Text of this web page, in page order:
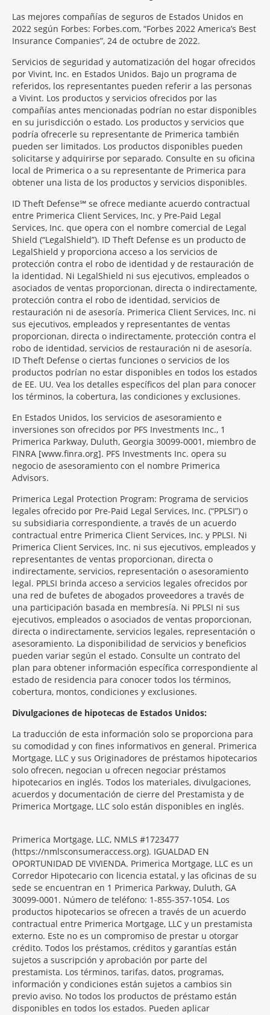
Las mejores compañías de seguros de Estados Unidos en
2022 según Forbes: Forbes.com, “Forbes 2022 America’s Best
Insurance Companies”, 24 de octubre de 2022.
Servicios de seguridad y automatización del hogar ofrecidos
por Vivint, Inc. en Estados Unidos. Bajo un programa de
referidos, los representantes pueden referir a las personas
a Vivint. Los productos y servicios ofrecidos por las
compañías antes mencionadas podrían no estar disponibles
en su jurisdicción o estado. Los productos y servicios que
podría ofrecerle su representante de Primerica también
pueden ser limitados. Los productos disponibles pueden
solicitarse y adquirirse por separado. Consulte en su oficina
local de Primerica o a su representante de Primerica para
obtener una lista de los productos y servicios disponibles.
ID Theft Defense℠ se ofrece mediante acuerdo contractual
entre Primerica Client Services, Inc. y Pre-Paid Legal
Services, Inc. que opera con el nombre comercial de Legal
Shield (“LegalShield”). ID Theft Defense es un producto de
LegalShield y proporciona acceso a los servicios de
protección contra el robo de identidad y de restauración de
la identidad. Ni LegalShield ni sus ejecutivos, empleados o
asociados de ventas proporcionan, directa o indirectamente,
protección contra el robo de identidad, servicios de
restauración ni de asesoría. Primerica Client Services, Inc. ni
sus ejecutivos, empleados y representantes de ventas
proporcionan, directa o indirectamente, protección contra el
robo de identidad, servicios de restauración ni de asesoría.
ID Theft Defense o ciertas funciones o servicios de los
productos podrían no estar disponibles en todos los estados
de EE. UU. Vea los detalles específicos del plan para conocer
los términos, la cobertura, las condiciones y exclusiones.
En Estados Unidos, los servicios de asesoramiento e
inversiones son ofrecidos por PFS Investments Inc., 1
Primerica Parkway, Duluth, Georgia 30099-0001, miembro de
FINRA [www.finra.org]. PFS Investments Inc. opera su
negocio de asesoramiento con el nombre Primerica
Advisors.
Primerica Legal Protection Program: Programa de servicios
legales ofrecido por Pre-Paid Legal Services, Inc. (“PPLSI”) o
su subsidiaria correspondiente, a través de un acuerdo
contractual entre Primerica Client Services, Inc. y PPLSI. Ni
Primerica Client Services, Inc. ni sus ejecutivos, empleados y
representantes de ventas proporcionan, directa o
indirectamente, servicios, representación o asesoramiento
legal. PPLSI brinda acceso a servicios legales ofrecidos por
una red de bufetes de abogados proveedores a través de
una participación basada en membresía. Ni PPLSI ni sus
ejecutivos, empleados o asociados de ventas proporcionan,
directa o indirectamente, servicios legales, representación o
asesoramiento. La disponibilidad de servicios y beneficios
pueden variar según el estado. Consulte un contrato del
plan para obtener información específica correspondiente al
estado de residencia para conocer todos los términos,
cobertura, montos, condiciones y exclusiones.
Morgage
Section
Divulgaciones de hipotecas de Estados Unidos:
La traducción de esta información solo se proporciona para
su comodidad y con fines informativos en general. Primerica
Mortgage, LLC y sus Originadores de préstamos hipotecarios
solo ofrecen, negocian u ofrecen negociar préstamos
hipotecarios en inglés. Todos los materiales, divulgaciones,
acuerdos y documentación de cierre del Prestamista y de
Primerica Mortgage, LLC solo están disponibles en inglés.
Primerica Mortgage, LLC, NMLS #1723477
(https://nmlsconsumeraccess.org). IGUALDAD EN
OPORTUNIDAD DE VIVIENDA. Primerica Mortgage, LLC es un
Corredor Hipotecario con licencia estatal, y las oficinas de su
sede se encuentran en 1 Primerica Parkway, Duluth, GA
30099-0001. Número de teléfono: 1-855-357-1054. Los
productos hipotecarios se ofrecen a través de un acuerdo
contractual entre Primerica Mortgage, LLC y un prestamista
externo. Este no es un compromiso de prestar u otorgar
crédito. Todos los préstamos, créditos y garantías están
sujetos a suscripción y aprobación por parte del
prestamista. Los términos, tarifas, datos, programas,
información y condiciones están sujetos a cambios sin
previo aviso. No todos los productos de préstamo están
disponibles en todos los estados. Pueden aplicar